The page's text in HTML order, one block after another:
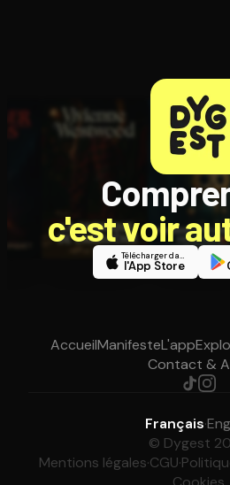
c'est voir
Télécharger dans
l'App Store
AccueilManifesteL'app
Contact &
Français·
© Dygest
Mentions légales·CGU·